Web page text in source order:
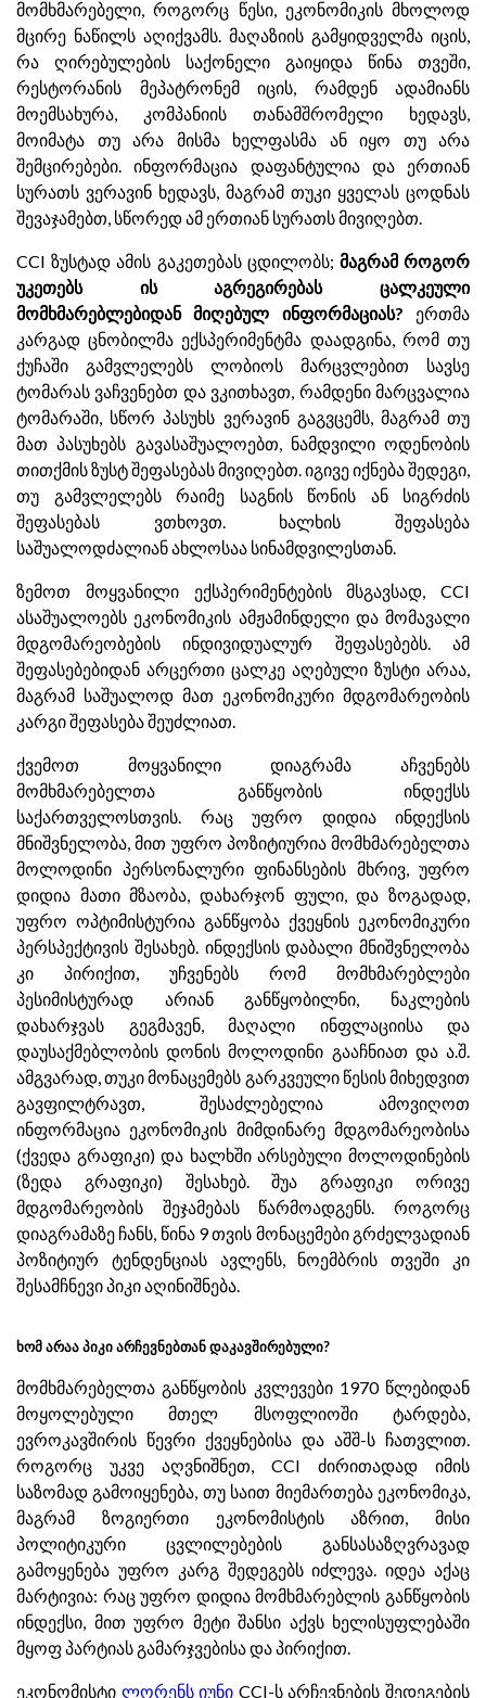
მომხმარებელი, როგორც წესი, ეკონომიკის მხოლოდ
მცირე ნაწილს აღიქვამს. მაღაზიის გამყიდველმა იცის,
რა ღირებულების საქონელი გაიყიდა წინა თვეში,
რესტორანის მეპატრონემ იცის, რამდენ ადამიანს
მოემსახურა, კომპანიის თანამშრომელი ხედავს,
მოიმატა თუ არა მისმა ხელფასმა ან იყო თუ არა
შემცირებები. ინფორმაცია დაფანტულია და ერთიან
სურათს ვერავინ ხედავს, მაგრამ თუკი ყველას ცოდნას
შევაჯამებთ, სწორედ ამ ერთიან სურათს მივიღებთ.
CCI ზუსტად ამის გაკეთებას ცდილობს; მაგრამ როგორ
უკეთებს ის აგრეგირებას ცალკეული
მომხმარებლებიდან მიღებულ ინფორმაციას? ერთმა
კარგად ცნობილმა ექსპერიმენტმა დაადგინა, რომ თუ
ქუჩაში გამვლელებს ლობიოს მარცვლებით სავსე
ტომარას ვაჩვენებთ და ვკითხავთ, რამდენი მარცვალია
ტომარაში, სწორ პასუხს ვერავინ გაგვცემს, მაგრამ თუ
მათ პასუხებს გავასაშუალოებთ, ნამდვილი ოდენობის
თითქმის ზუსტ შეფასებას მივიღებთ. იგივე იქნება შედეგი,
თუ გამვლელებს რაიმე საგნის წონის ან სიგრძის
შეფასებას ვთხოვთ. ხალხის შეფასება
საშუალოდძალიან ახლოსაა სინამდვილესთან.
ზემოთ მოყვანილი ექსპერიმენტების მსგავსად, CCI
ასაშუალოებს ეკონომიკის ამჟამინდელი და მომავალი
მდგომარეობების ინდივიდუალურ შეფასებებს. ამ
შეფასებებიდან არცერთი ცალკე აღებული ზუსტი არაა,
მაგრამ საშუალოდ მათ ეკონომიკური მდგომარეობის
კარგი შეფასება შეუძლიათ.
ქვემოთ მოყვანილი დიაგრამა აჩვენებს
მომხმარებელთა განწყობის ინდექსს
საქართველოსთვის. რაც უფრო დიდია ინდექსის
მნიშვნელობა, მით უფრო პოზიტიურია მომხმარებელთა
მოლოდინი პერსონალური ფინანსების მხრივ, უფრო
დიდია მათი მზაობა, დახარჯონ ფული, და ზოგადად,
უფრო ოპტიმისტურია განწყობა ქვეყნის ეკონომიკური
პერსპექტივის შესახებ. ინდექსის დაბალი მნიშვნელობა
კი პირიქით, უჩვენებს რომ მომხმარებლები
პესიმისტურად არიან განწყობილნი, ნაკლების
დახარჯვას გეგმავენ, მაღალი ინფლაციისა და
დაუსაქმებლობის დონის მოლოდინი გააჩნიათ და ა.შ.
ამგვარად, თუკი მონაცემებს გარკვეული წესის მიხედვით
გავფილტრავთ, შესაძლებელია ამოვიღოთ
ინფორმაცია ეკონომიკის მიმდინარე მდგომარეობისა
(ქვედა გრაფიკი) და ხალხში არსებული მოლოდინების
(ზედა გრაფიკი) შესახებ. შუა გრაფიკი ორივე
მდგომარეობის შეჯამებას წარმოადგენს. როგორც
დიაგრამაზე ჩანს, წინა 9 თვის მონაცემები გრძელვადიან
პოზიტიურ ტენდენციას ავლენს, ნოემბრის თვეში კი
შესამჩნევი პიკი აღინიშნება.
ხომ არაა პიკი არჩევნებთან დაკავშირებული?
მომხმარებელთა განწყობის კვლევები 1970 წლებიდან
მოყოლებული მთელ მსოფლიოში ტარდება,
ევროკავშირის წევრი ქვეყნებისა და აშშ-ს ჩათვლით.
როგორც უკვე აღვნიშნეთ, CCI ძირითადად იმის
საზომად გამოიყენება, თუ საით მიემართება ეკონომიკა,
მაგრამ ზოგიერთი ეკონომისტის აზრით, მისი
პოლიტიკური ცვლილებების განსასაზღვრავად
გამოყენება უფრო კარგ შედეგებს იძლევა. იდეა აქაც
მარტივია: რაც უფრო დიდია მომხმარებლის განწყობის
ინდექსი, მით უფრო მეტი შანსი აქვს ხელისუფლებაში
მყოფ პარტიას გამარჯვებისა და პირიქით.
ეკონომისტი ლორენს იუნი CCI-ს არჩევნების შედეგების